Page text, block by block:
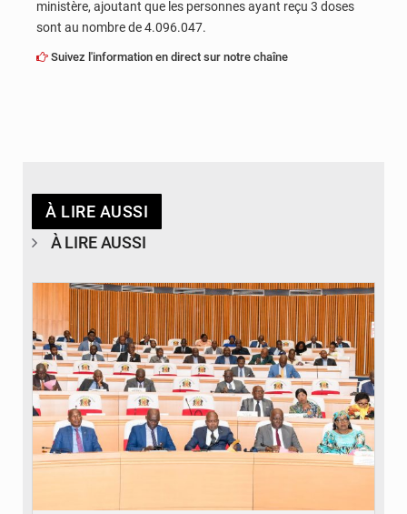
ministère, ajoutant que les personnes ayant reçu 3 doses
sont au nombre de 4.096.047.
Suivez l'information en direct sur notre chaîne
À LIRE AUSSI
À LIRE AUSSI